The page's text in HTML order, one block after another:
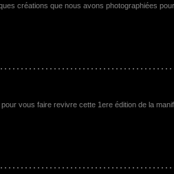
créations que nous avons photographiées
vous faire revivre cette 1ere édition de la